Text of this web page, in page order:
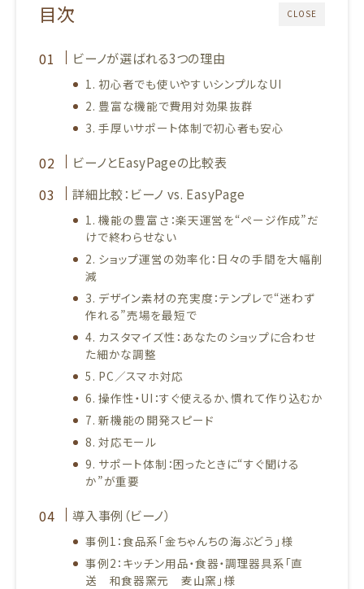
CLOSE
目次
ビーノが選ばれる3つの理由
1. 初心者でも使いやすいシンプルなUI
2. 豊富な機能で費用対効果抜群
3. 手厚いサポート体制で初心者も安心
ビーノとEasyPageの比較表
詳細比較：ビーノ vs. EasyPage
1. 機能の豊富さ：楽天運営を“ページ作成”だ
けで終わらせない
2. ショップ運営の効率化：日々の手間を大幅削
減
3. デザイン素材の充実度：テンプレで“迷わず
作れる”売場を最短で
4. カスタマイズ性：あなたのショップに合わせ
た細かな調整
5. PC／スマホ対応
6. 操作性・UI：すぐ使えるか、慣れて作り込むか
7. 新機能の開発スピード
8. 対応モール
9. サポート体制：困ったときに“すぐ聞ける
か”が重要
導入事例（ビーノ）
事例1：食品系「金ちゃんちの海ぶどう」様
事例2：キッチン用品・食器・調理器具系「直
送 和食器窯元 麦山窯」様